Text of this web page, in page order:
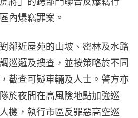
內爆竊罪案。
鄰近屋苑的山坡、密林及水路
巡邏及搜查，並按策略於不同
截查可疑車輛及人士。警方亦
於夜間在高風險地點加強巡
機，執行市區反罪惡高空巡